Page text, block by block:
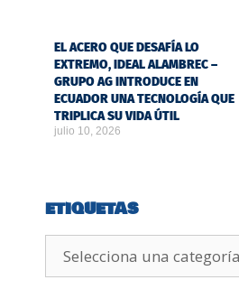
EL ACERO QUE DESAFÍA LO
EXTREMO, IDEAL ALAMBREC –
GRUPO AG INTRODUCE EN
ECUADOR UNA TECNOLOGÍA QUE
TRIPLICA SU VIDA ÚTIL
julio 10, 2026
ETIQUETAS